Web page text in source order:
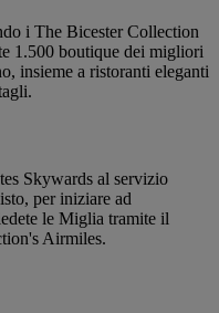
i The Bicester Collection
1.500 boutique dei migliori
insieme a ristoranti eleganti
Skywards al servizio
per iniziare ad
le Miglia tramite il
Airmiles.